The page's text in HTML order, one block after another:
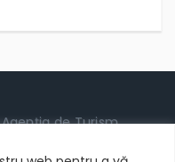
de Turism